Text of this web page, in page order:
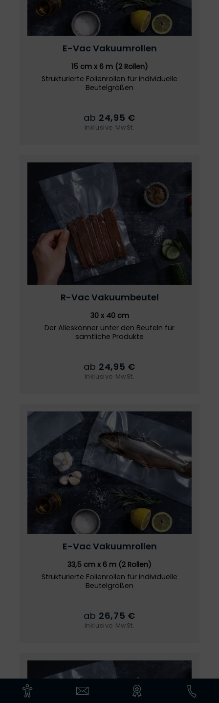
E-Vac Vakuumrollen
15 cm x 6 m (2 Rollen)
Strukturierte Folienrollen für individuelle
Beutelgrößen
ab 24,95 €
inklusive MwSt.
R-Vac Vakuumbeutel
30 x 40 cm
Der Alleskönner unter den Beuteln für
sämtliche Produkte
ab 24,95 €
inklusive MwSt.
E-Vac Vakuumrollen
33,5 cm x 6 m (2 Rollen)
Strukturierte Folienrollen für individuelle
Beutelgrößen
ab 26,75 €
inklusive MwSt.